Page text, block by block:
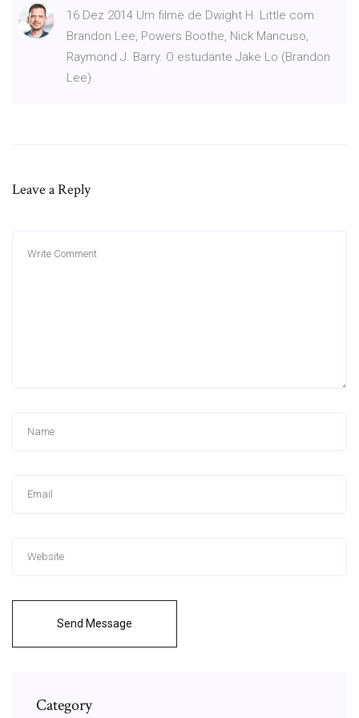
16 Dez 2014 Um filme de Dwight H. Little com
Brandon Lee, Powers Boothe, Nick Mancuso,
Raymond J. Barry. O estudante Jake Lo (Brandon
Lee)
Leave a Reply
Send Message
Category